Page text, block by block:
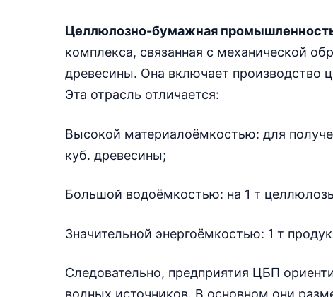
Целлюлозно-бумажная
комплекса, связанная с механической
древесины. Она включает производство
Эта отрасль отличается:
Высокой материалоёмкостью: для
куб. древесины;
Большой водоёмкостью: на 1 т
Значительной энергоёмкостью: 1 т
Следовательно, предприятия ЦБП